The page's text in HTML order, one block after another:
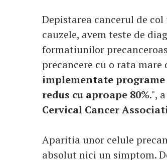
Depistarea cancerul de
cauzele, avem teste de
formatiunilor
precancere cu o rata mare
implementate
redus cu aproape 80%.",
Cervical Cancer
Aparitia unor celule
absolut nici un simptom.